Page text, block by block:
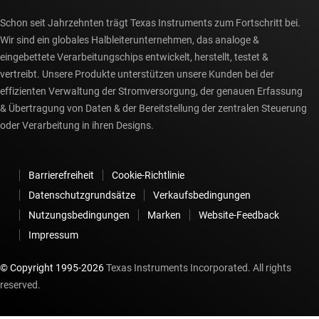
Schon seit Jahrzehnten trägt Texas Instruments zum Fortschritt bei.
Wir sind ein globales Halbleiterunternehmen, das analoge &
eingebettete Verarbeitungschips entwickelt, herstellt, testet &
vertreibt. Unsere Produkte unterstützen unsere Kunden bei der
effizienten Verwaltung der Stromversorgung, der genauen Erfassung
& Übertragung von Daten & der Bereitstellung der zentralen Steuerung
oder Verarbeitung in ihren Designs.
Barrierefreiheit
Cookie-Richtlinie
Datenschutzgrundsätze
Verkaufsbedingungen
Nutzungsbedingungen
Marken
Website-Feedback
Impressum
© Copyright 1995-2026Texas Instruments Incorporated. All rights
reserved.